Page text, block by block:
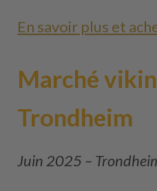
En savoir plus et
Marché
Trondheim
Juin 2025 –